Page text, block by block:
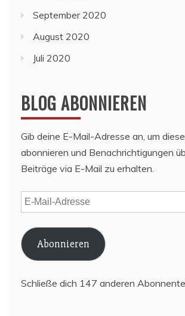
September 2020
August 2020
Juli 2020
BLOG ABONNIEREN
Gib deine E-Mail-Adresse an, um
abonnieren und Benachrichtigungen
Beiträge via E-Mail zu erhalten.
E-
Mail-
Adresse
Abonnieren
Schließe dich 147 anderen